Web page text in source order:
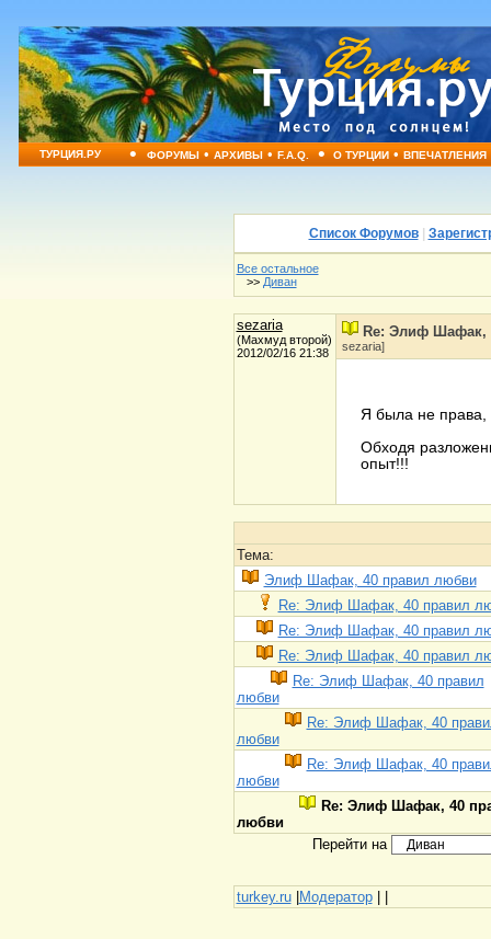
ТУРЦИЯ.РУ • ФОРУМЫ•АРХИВЫ•F.A.Q. • О ТУРЦИИ•ВПЕЧАТЛЕНИЯ
Список Форумов|
Все остальное
>> Диван
sezaria
(Махмуд второй)
2012/02/16 21:38
Re: Элиф Шафак,
sezaria]
Я была не права,
Обходя
опыт!!!
Тема:
Элиф Шафак, 40 правил любви
Re: Элиф Шафак, 40 правил
Re: Элиф Шафак, 40 правил
Re: Элиф Шафак, 40 правил
Re: Элиф Шафак, 40 правил
любви
Re: Элиф Шафак, 40
любви
Re: Элиф Шафак, 40
любви
Re: Элиф Шафак, 40
любви
Перейти на
turkey.ru|Модератор| |